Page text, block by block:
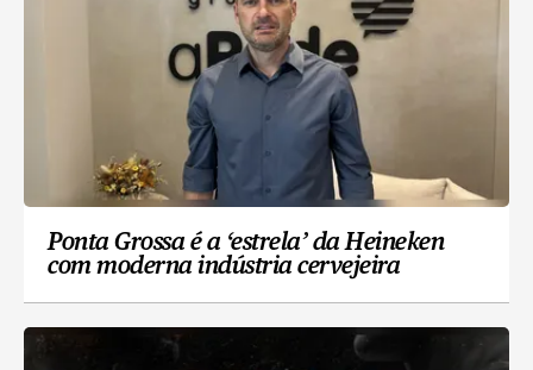
Ponta Grossa é a ‘estrela’ da Heineken
com moderna indústria cervejeira